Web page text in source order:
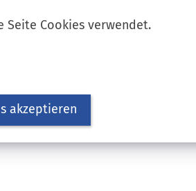
Seite Cookies verwendet.
akzeptieren